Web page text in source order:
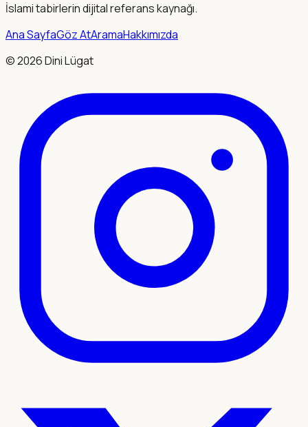
İslami tabirlerin dijital referans kaynağı.
Ana SayfaGöz AtAramaHakkımızda
©2026Dini Lügat